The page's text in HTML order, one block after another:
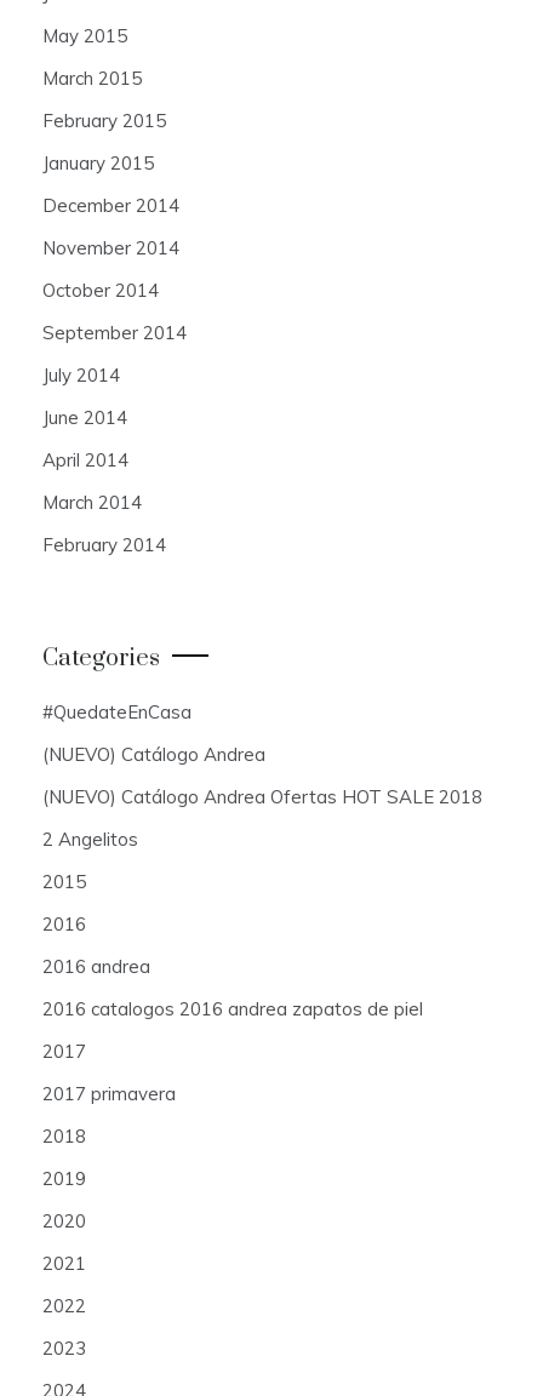
May 2015
March 2015
February 2015
January 2015
December 2014
November 2014
October 2014
September 2014
July 2014
June 2014
April 2014
March 2014
February 2014
Categories
#QuedateEnCasa
(NUEVO) Catálogo Andrea
(NUEVO) Catálogo Andrea Ofertas HOT SALE 2018
2 Angelitos
2015
2016
2016 andrea
2016 catalogos 2016 andrea zapatos de piel
2017
2017 primavera
2018
2019
2020
2021
2022
2023
2024